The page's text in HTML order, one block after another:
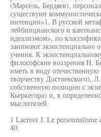
(Марсель, Бердяев),
существуют
интенции»1. В русской
лейбницианского и
идеализмом», по
занимают экзистенциально
учения. К
философские воззрения Н.
иметь в виду
творчеству Достоевского),
собственную позицию с
Кьеркегора) и, в
мыслителей
1 Lacroix J. Le
40.